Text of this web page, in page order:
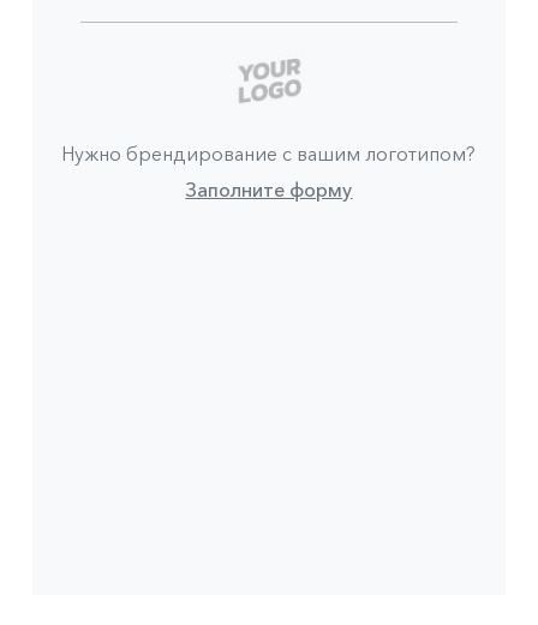
Нужно брендирование с вашим логотипом?
Заполните форму